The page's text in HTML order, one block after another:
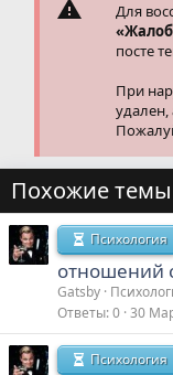
Для
посте
При
удален,
Похожие темы
Психология
отношений
Gatsby
Ответы 0 30
Психология